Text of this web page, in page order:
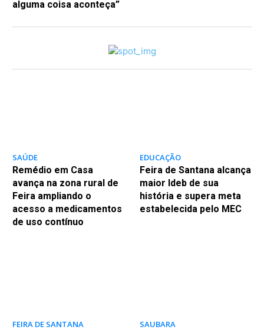
alguma coisa aconteça”
SAÚDE
Remédio em Casa
avança na zona rural de
Feira ampliando o
acesso a medicamentos
de uso contínuo
EDUCAÇÃO
Feira de Santana alcança
maior Ideb de sua
história e supera meta
estabelecida pelo MEC
FEIRA DE SANTANA SAUBARA